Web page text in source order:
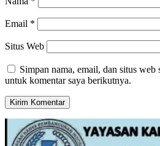
Email *
Situs Web
Simpan nama, email, dan situs web
untuk komentar saya berikutnya.